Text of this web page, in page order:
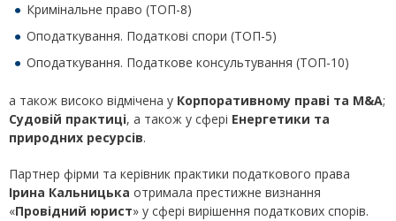
Кримінальне право (ТОП-8)
Оподаткування. Податкові спори (ТОП-5)
Оподаткування. Податкове консультування (ТОП-10)
а також високо відмічена у Корпоративному праві та M&A;
Судовій практиці, а також у сфері Енергетики та
природних ресурсів.
Партнер фірми та керівник практики податкового права
Ірина Кальницька отримала престижне визнання
«Провідний юрист» у сфері вирішення податкових спорів.